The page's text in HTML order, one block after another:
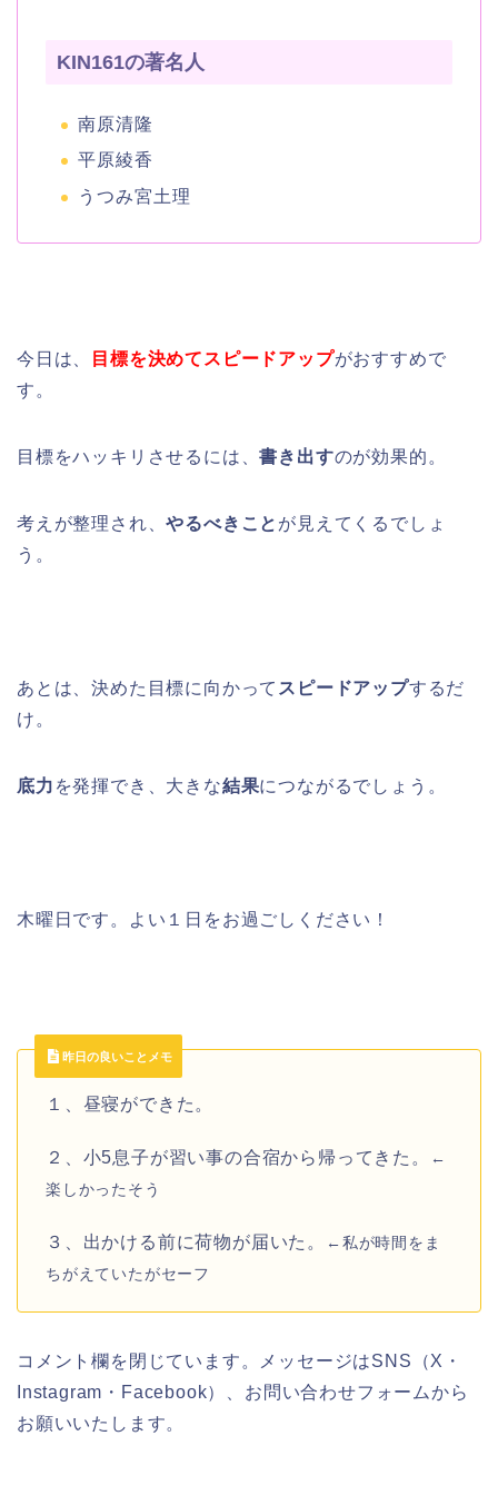
KIN161の著名人
南原清隆
平原綾香
うつみ宮土理
今日は、 目標を決めてスピードアップがおすすめで
す。
目標をハッキリさせるには、書き出すのが効果的。
考えが整理され、やるべきこと が見えてくるでしょ
う。
あとは、決めた目標に向かって スピードアップするだ
け。
底力 を発揮でき、大きな結果につながるでしょう。
木曜日です。よい１日をお過ごしください！
昨日の良いことメモ
１、昼寝ができた。
２、小5息子が習い事の合宿から帰ってきた。
←
楽しかったそう
３、出かける前に荷物が届いた。
←私が時間をま
ちがえていたがセーフ
コメント欄を閉じています。メッセージはSNS（X・
Instagram・Facebook）、お問い合わせフォームから
お願いいたします。